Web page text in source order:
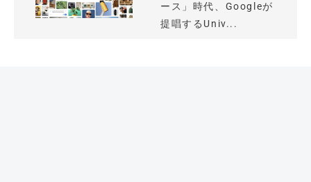
ース」時代、Googleが
提唱するUniv...